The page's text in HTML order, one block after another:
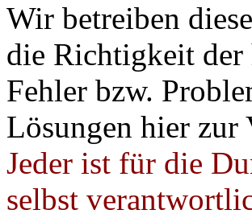
Wir betreiben
die Richtigkeit der
Fehler bzw.
Lösungen hier
Jeder ist für die
selbst